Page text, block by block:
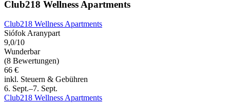
Club218 Wellness Apartments
Club218 Wellness Apartments
Siófok Aranypart
9,0/10
Wunderbar
(8 Bewertungen)
66 €
inkl. Steuern & Gebühren
6. Sept.–7. Sept.
Club218 Wellness Apartments